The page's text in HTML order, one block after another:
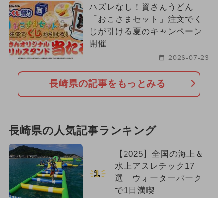
ハズレなし！資さんうどん
「おこさまセット」注文でく
じが引ける夏のキャンペーン
開催
2026-07-23
長崎県の記事をもっとみる
長崎県の人気記事ランキング
1
【2025】全国の海上＆
水上アスレチック17
選 ウォーターパーク
で1日満喫